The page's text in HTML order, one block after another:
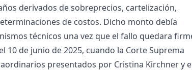
derivados de sobreprecios, cartelización,
de costos. Dicho monto debía
técnicos una vez que el fallo quedara
10 de junio de 2025, cuando la Corte Suprema
presentados por Cristina Kirchner y